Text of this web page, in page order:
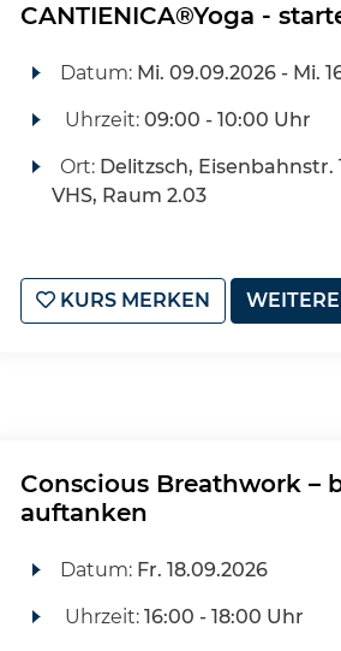
CANTIENICA®Yoga -
Datum: Mi. 09.09.2026 - Mi.
Uhrzeit: 09:00 - 10:00 Uhr
Ort: Delitzsch, Eisenbahnstr.
VHS, Raum 2.03
KURS MERKEN
Conscious Breathwork –
auftanken
Datum: Fr. 18.09.2026
Uhrzeit: 16:00 - 18:00 Uhr